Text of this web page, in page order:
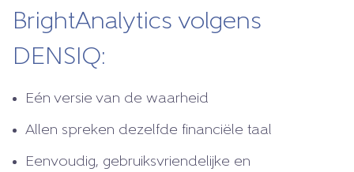
BrightAnalytics volgens
DENSIQ:
Eén versie van de waarheid
Allen spreken dezelfde financiële taal
Eenvoudig, gebruiksvriendelijke en